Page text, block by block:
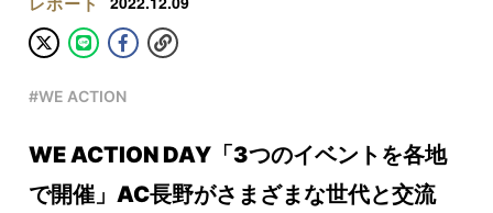
#WE ACTION
WE ACTION DAY「3つのイベントを各地
で開催」AC長野がさまざまな世代と交流